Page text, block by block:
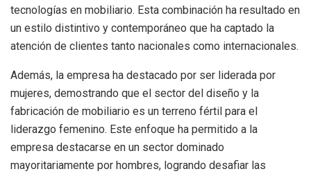
tecnologías en mobiliario. Esta combinación ha resultado en
un estilo distintivo y contemporáneo que ha captado la
atención de clientes tanto nacionales como internacionales.
Además, la empresa ha destacado por ser liderada por
mujeres, demostrando que el sector del diseño y la
fabricación de mobiliario es un terreno fértil para el
liderazgo femenino. Este enfoque ha permitido a la
empresa destacarse en un sector dominado
mayoritariamente por hombres, logrando desafiar las